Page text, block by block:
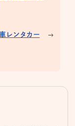
レンタカー